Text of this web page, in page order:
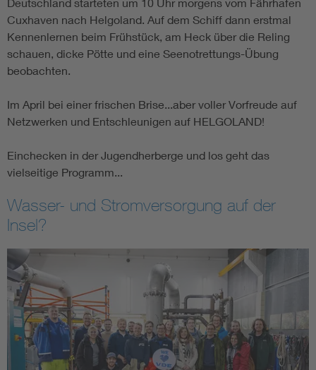
Deutschland starteten um 10 Uhr morgens vom Fährhafen
Cuxhaven nach Helgoland. Auf dem Schiff dann erstmal
Kennenlernen beim Frühstück, am Heck über die Reling
schauen, dicke Pötte und eine Seenotrettungs-Übung
beobachten.
Im April bei einer frischen Brise...aber voller Vorfreude auf
Netzwerken und Entschleunigen auf HELGOLAND!
Einchecken in der Jugendherberge und los geht das
vielseitige Programm...
Wasser- und Stromversorgung auf der
Insel?